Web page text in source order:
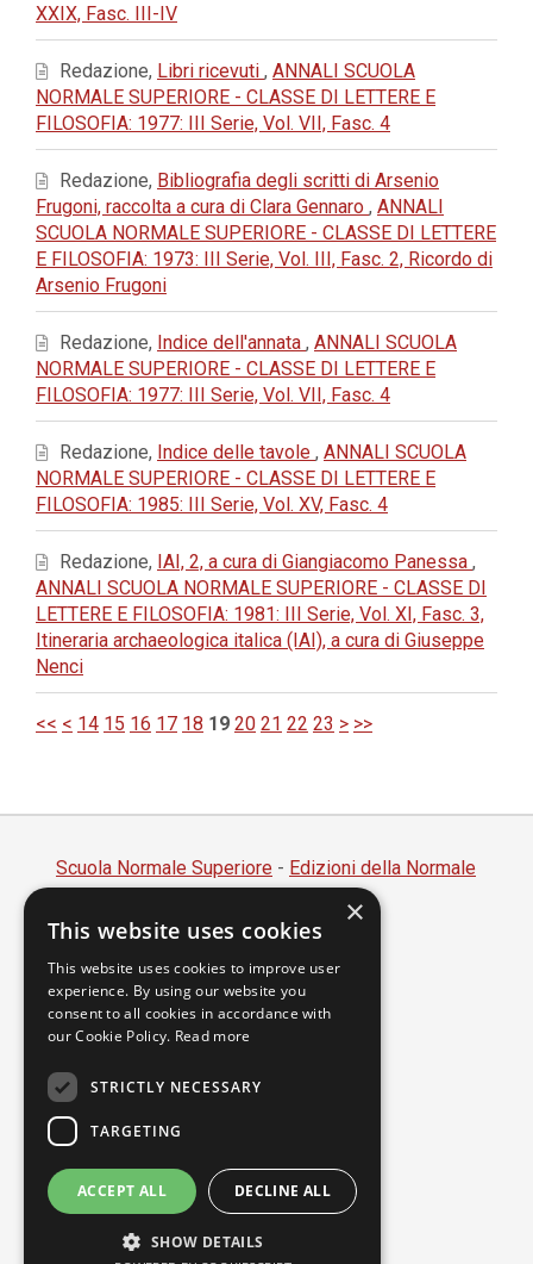
XXIX, Fasc. III-IV
Redazione, Libri ricevuti , ANNALI SCUOLA
NORMALE SUPERIORE - CLASSE DI LETTERE E
FILOSOFIA: 1977: III Serie, Vol. VII, Fasc. 4
Redazione, Bibliografia degli scritti di Arsenio
Frugoni, raccolta a cura di Clara Gennaro , ANNALI
SCUOLA NORMALE SUPERIORE - CLASSE DI LETTERE
E FILOSOFIA: 1973: III Serie, Vol. III, Fasc. 2, Ricordo di
Arsenio Frugoni
Redazione, Indice dell'annata , ANNALI SCUOLA
NORMALE SUPERIORE - CLASSE DI LETTERE E
FILOSOFIA: 1977: III Serie, Vol. VII, Fasc. 4
Redazione, Indice delle tavole , ANNALI SCUOLA
NORMALE SUPERIORE - CLASSE DI LETTERE E
FILOSOFIA: 1985: III Serie, Vol. XV, Fasc. 4
Redazione, IAI, 2, a cura di Giangiacomo Panessa ,
ANNALI SCUOLA NORMALE SUPERIORE - CLASSE DI
LETTERE E FILOSOFIA: 1981: III Serie, Vol. XI, Fasc. 3,
Itineraria archaeologica italica (IAI), a cura di Giuseppe
Nenci
<< < 14 15 16 17 18 19 20 21 22 23 > >>
Scuola Normale Superiore - Edizioni della Normale
Piazza dei Cavalieri, 7 - 56126 Pisa
Codice fiscale 80005050507
Partita IVA 00420000507
segreteria.annali@sns.it
Accessibilità
Privacy
×
This website uses cookies
This website uses cookies to improve user
experience. By using our website you
consent to all cookies in accordance with
our Cookie Policy. Read more
STRICTLY NECESSARY
TARGETING
ACCEPT ALL DECLINE ALL
SHOW DETAILS